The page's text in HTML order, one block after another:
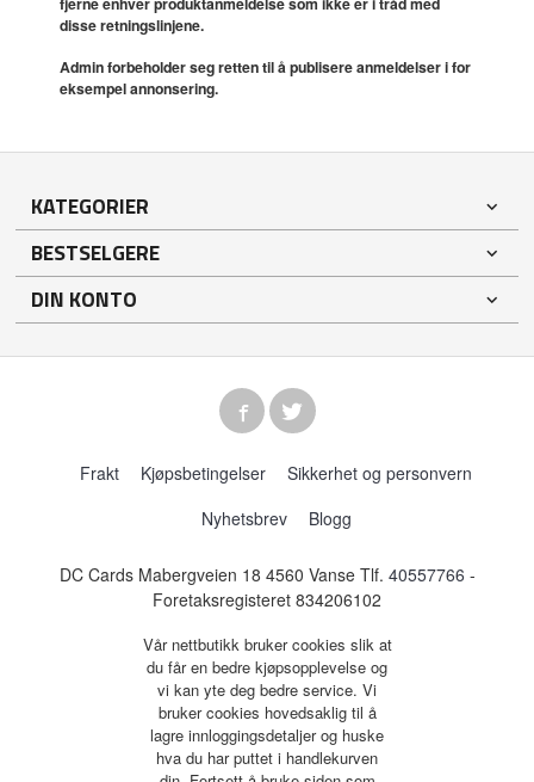
disse retningslinjene.
Admin forbeholder seg retten til å publisere anmeldelser i for
eksempel annonsering.
KATEGORIER
BESTSELGERE
DIN KONTO
Frakt Kjøpsbetingelser
Sikkerhet og personvern
Nyhetsbrev
Blogg
DC Cards Mabergveien 18 4560 Vanse Tlf. 40557766 -
Foretaksregisteret 834206102
Vår nettbutikk bruker cookies slik at
du får en bedre kjøpsopplevelse og
vi kan yte deg bedre service. Vi
bruker cookies hovedsaklig til å
lagre innloggingsdetaljer og huske
hva du har puttet i handlekurven